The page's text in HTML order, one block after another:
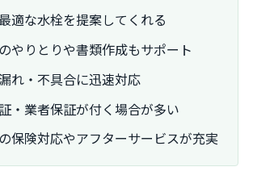
適な水栓を提案してくれる
やりとりや書類作成もサポート
れ・不具合に迅速対応
・業者保証が付く場合が多い
保険対応やアフターサービスが充実